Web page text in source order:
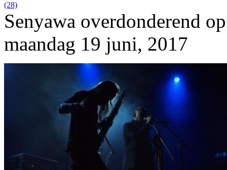
(28)
Senyawa overdonderend
maandag 19 juni, 2017